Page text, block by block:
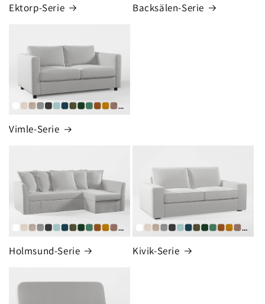
Ektorp-Serie Backsälen-Serie
Vimle-Serie
Holmsund-Serie Kivik-Serie